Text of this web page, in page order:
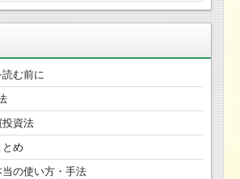
む前に
投資法
め
の使い方・手法